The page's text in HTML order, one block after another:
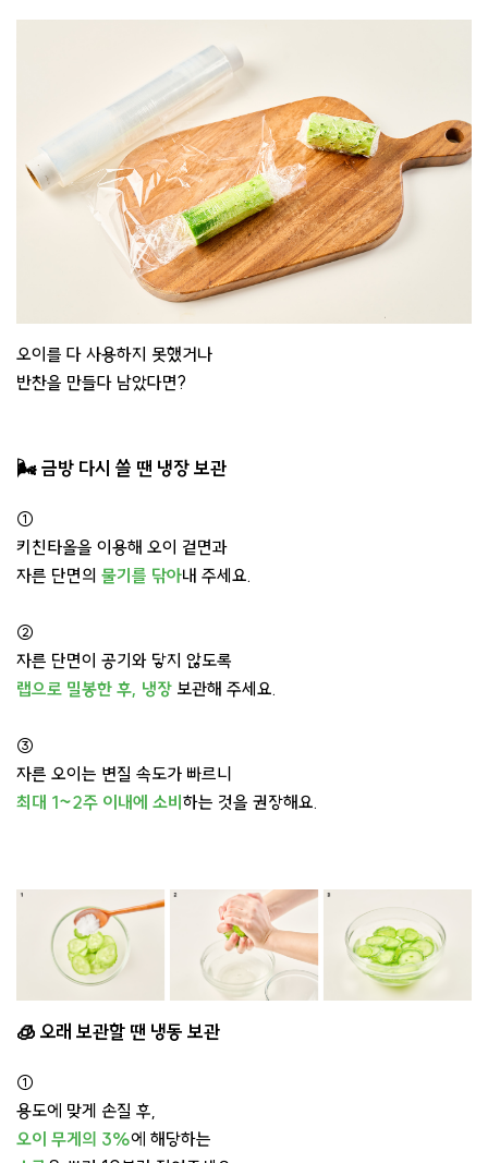
오이를 다 사용하지 못했거나
반찬을 만들다 남았다면?
🌬️ 금방 다시 쓸 땐 냉장 보관
①
키친타올을 이용해 오이 겉면과
자른 단면의 물기를 닦아내 주세요.
②
자른 단면이 공기와 닿지 않도록
랩으로 밀봉한 후, 냉장 보관해 주세요.
③
자른 오이는 변질 속도가 빠르니
최대 1~2주 이내에 소비하는 것을 권장해요.
🧊 오래 보관할 땐 냉동 보관
①
용도에 맞게 손질 후,
오이 무게의 3%에 해당하는